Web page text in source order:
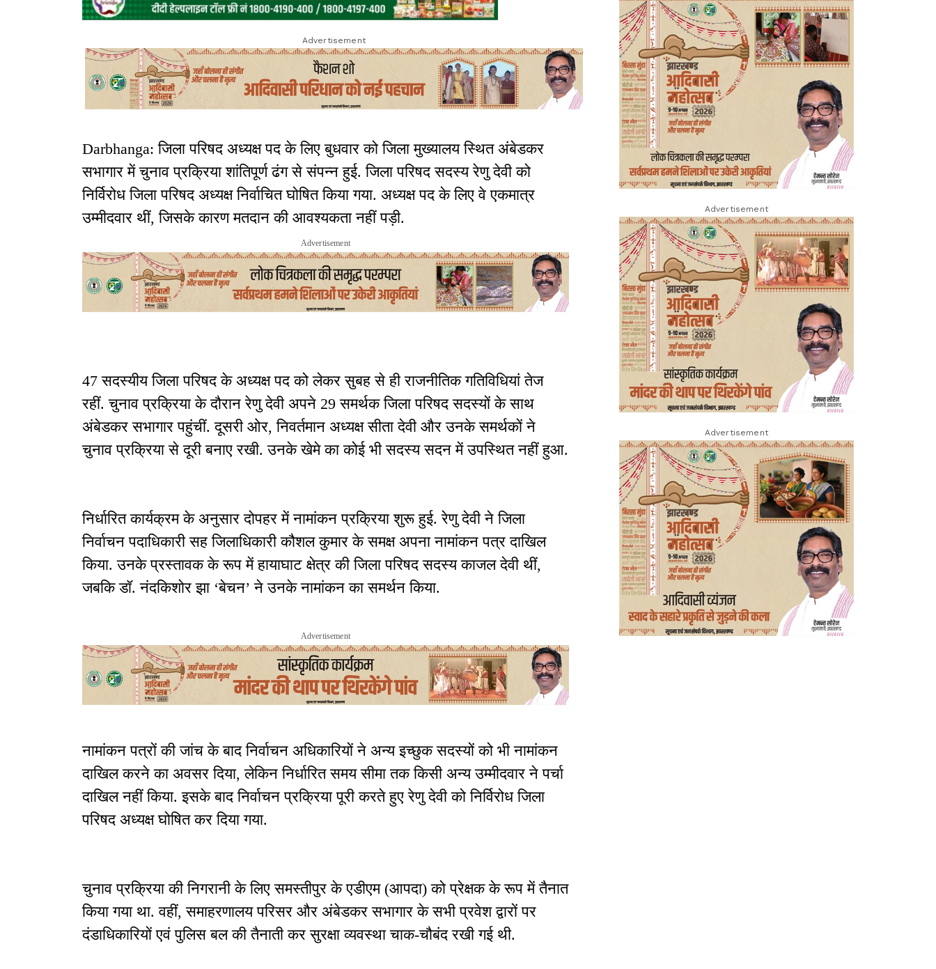
Advertisement
Darbhanga: जिला परिषद अध्यक्ष पद के लिए बुधवार को जिला मुख्यालय स्थित अंबेडकर
सभागार में चुनाव प्रक्रिया शांतिपूर्ण ढंग से संपन्न हुई. जिला परिषद सदस्य रेणु देवी को
निर्विरोध जिला परिषद अध्यक्ष निर्वाचित घोषित किया गया. अध्यक्ष पद के लिए वे एकमात्र
उम्मीदवार थीं, जिसके कारण मतदान की आवश्यकता नहीं पड़ी.
Advertisement
47 सदस्यीय जिला परिषद के अध्यक्ष पद को लेकर सुबह से ही राजनीतिक गतिविधियां तेज
रहीं. चुनाव प्रक्रिया के दौरान रेणु देवी अपने 29 समर्थक जिला परिषद सदस्यों के साथ
अंबेडकर सभागार पहुंचीं. दूसरी ओर, निवर्तमान अध्यक्ष सीता देवी और उनके समर्थकों ने
चुनाव प्रक्रिया से दूरी बनाए रखी. उनके खेमे का कोई भी सदस्य सदन में उपस्थित नहीं हुआ.
निर्धारित कार्यक्रम के अनुसार दोपहर में नामांकन प्रक्रिया शुरू हुई. रेणु देवी ने जिला
निर्वाचन पदाधिकारी सह जिलाधिकारी कौशल कुमार के समक्ष अपना नामांकन पत्र दाखिल
किया. उनके प्रस्तावक के रूप में हायाघाट क्षेत्र की जिला परिषद सदस्य काजल देवी थीं,
जबकि डॉ. नंदकिशोर झा ‘बेचन’ ने उनके नामांकन का समर्थन किया.
Advertisement
नामांकन पत्रों की जांच के बाद निर्वाचन अधिकारियों ने अन्य इच्छुक सदस्यों को भी नामांकन
दाखिल करने का अवसर दिया, लेकिन निर्धारित समय सीमा तक किसी अन्य उम्मीदवार ने पर्चा
दाखिल नहीं किया. इसके बाद निर्वाचन प्रक्रिया पूरी करते हुए रेणु देवी को निर्विरोध जिला
परिषद अध्यक्ष घोषित कर दिया गया.
चुनाव प्रक्रिया की निगरानी के लिए समस्तीपुर के एडीएम (आपदा) को प्रेक्षक के रूप में तैनात
किया गया था. वहीं, समाहरणालय परिसर और अंबेडकर सभागार के सभी प्रवेश द्वारों पर
दंडाधिकारियों एवं पुलिस बल की तैनाती कर सुरक्षा व्यवस्था चाक-चौबंद रखी गई थी.
Advertisement
Advertisement